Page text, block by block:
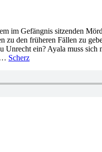
im Gefängnis sitzenden
zu den früheren Fällen zu
Unrecht ein? Ayala muss
Scherz